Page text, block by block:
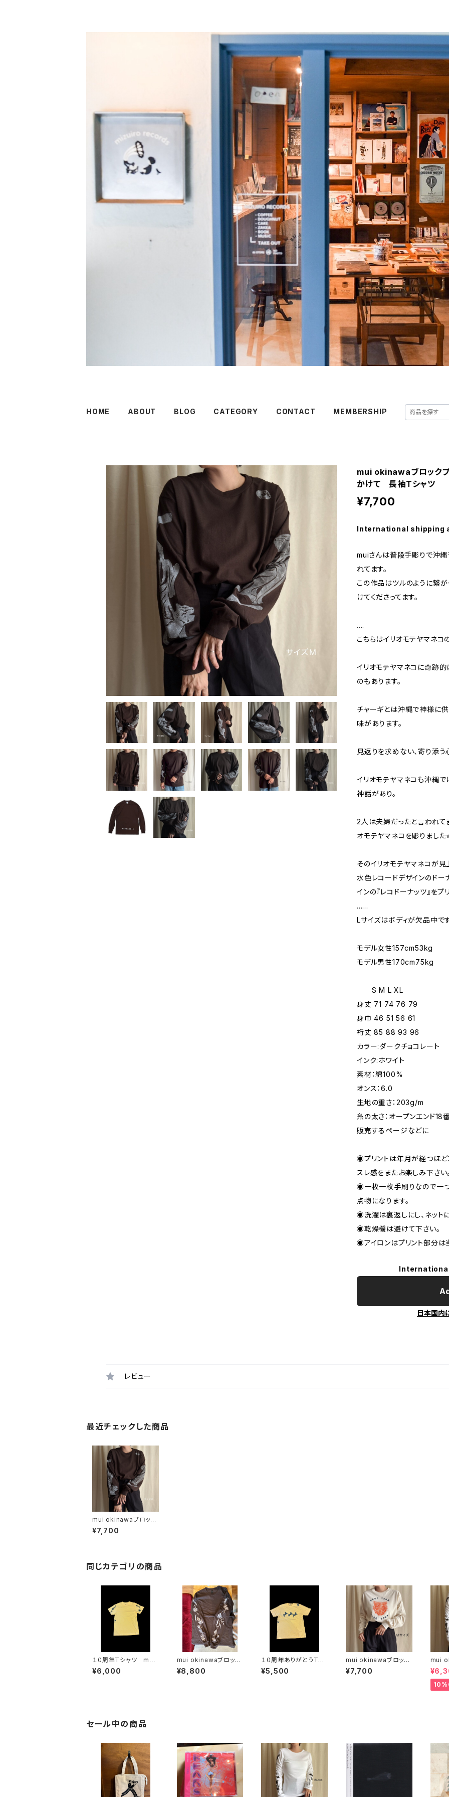
HOME ABOUT BLOG CATEGORY CONTACT MEMBERSHIP
mui okinawaブロック
かけて 長袖Tシャツ
¥7,700
International shipping
muiさんは普段手彫りで沖縄
れてます。
この作品はツルのように繋
けてくださってます。
....
こちらはイリオモテヤマネコ
イリオモテヤマネコに奇跡的
のもあります。
チャーギとは沖縄で神様に
味があります。
見返りを求めない、寄り添う
イリオモテヤマネコも沖縄
神話があり。
2人は夫婦だったと言われて
オモテヤマネコを彫りました
そのイリオモテヤマネコが
水色レコードデザインのドー
インの『レコドーナッツ』をプ
......
Lサイズはボディが欠品中で
モデル女性157cm53kg
モデル男性170cm75kg
S M L XL
身丈 71 74 76 79
身巾 46 51 56 61
裄丈 85 88 93 96
カラー:ダークチョコレート
インク:ホワイト
素材：綿100%
オンス：6.0
生地の重さ：203g/m
糸の太さ：オープンエンド18
販売するページなどに
◉プリントは年月が経つほど
スレ感をまたお楽しみ下さい
◉一枚一枚手刷りなので一
点物になります。
◉洗濯は裏返しにし、ネット
◉乾燥機は避けて下さい。
◉アイロンはプリント部分は
日本国内
レビュー
最近チェックした商品
mui okinawaブロック
プリント レコードーナ
ツを追いかけて 長袖
¥7,700
同じカテゴリの商品
１０周年Tシャツ mui
okinawa×mizuirore
cords 花
¥6,000
mui okinawaブロック
プリント『ガジュマルに
なりたい野草』長袖Tシ
¥8,800
１０周年ありがとうTシ
ャツ mui okinawa×
mizuirorecords
¥5,500
mui okinawaブロック
プリント オレンジと水
色イリオモテヤマネコ
¥7,700
mui
プリ
輪の
セール中の商品